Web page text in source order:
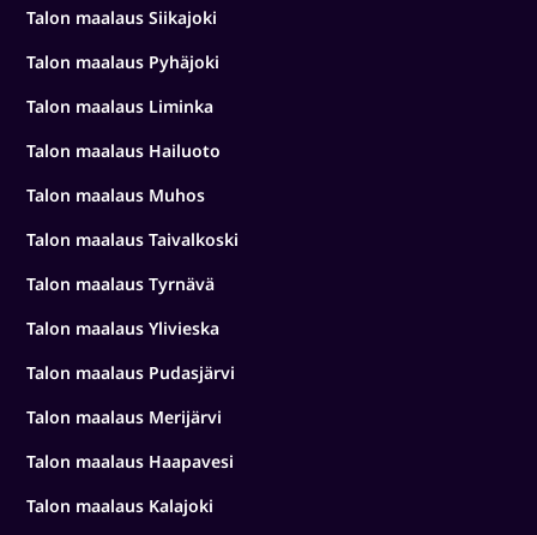
Talon maalaus Siikajoki
Talon maalaus Pyhäjoki
Talon maalaus Liminka
Talon maalaus Hailuoto
Talon maalaus Muhos
Talon maalaus Taivalkoski
Talon maalaus Tyrnävä
Talon maalaus Ylivieska
Talon maalaus Pudasjärvi
Talon maalaus Merijärvi
Talon maalaus Haapavesi
Talon maalaus Kalajoki